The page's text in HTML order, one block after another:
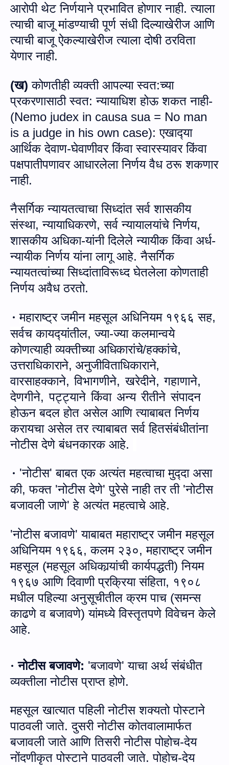
आरोपी थेट निर्णयाने प्रभावित होणार नाही. त्‍याला
त्‍याची बाजू मांडण्‍याची पूर्ण संधी दिल्‍याखेरीज आणि
त्‍याची बाजू ऐकल्‍याखेरीज त्‍याला दोषी ठरविता
येणार नाही.
(ख) कोणतीही व्‍यक्‍ती आपल्‍या स्‍वत:च्‍या
प्रकरणासाठी स्‍वत: न्‍यायाधिश होऊ शकत नाही-
(Nemo judex in causa sua = No man
is a judge in his own case):एखाद्‍या
आर्थिक देवाण-घेवाणीवर किंवा स्‍वारस्‍यावर किंवा
पक्षपातीपणावर आधारलेला निर्णय वैध ठरू शकणार
नाही.
नैसर्गिक न्‍यायतत्‍वाचा सिध्‍दांत सर्व शासकीय
संस्‍था, न्‍यायाधिकरणे, सर्व न्‍यायालयांचे निर्णय,
शासकीय अधिका-यांनी दिलेले न्‍यायीक किंवा अर्ध-
न्‍यायीक निर्णय यांना लागू आहे. नैसर्गिक
न्‍यायतत्‍वांच्‍यासिध्‍दांताविरूध्‍द घेतलेला कोणताही
निर्णय अवैध ठरतो.
· महाराष्‍ट्र जमीन महसूल अधिनियम १९६६ सह,
सर्वच कायद्‍यांतील, ज्‍या-ज्‍या कलमान्‍वये
कोणत्‍याही व्‍यक्‍तीच्‍या अधिकारांचे/हक्‍कांचे,
उत्तराधिकाराने, अनुजीविताधिकाराने,
वारसाहक्काने, विभागणीने, खरेदीने, गहाणाने,
देणगीने, पट्ट्याने किंवा अन्य रीतीने संपादन
होऊन बदल होत असेल आणि त्‍याबाबत निर्णय
करायचा असेल तर त्‍याबाबत सर्व हितसंबंधीतांना
नोटीस देणे बंधनकारक आहे.
· 'नोटीस' बाबत एक अत्‍यंत महत्‍वाचा मुद्‍दा असा
की, फक्‍त 'नोटीस देणे' पुरेसे नाही तर ती 'नोटीस
बजावली जाणे' हे अत्‍यंत महत्‍वाचे आहे.
'नोटीस बजावणे' याबाबत महाराष्ट्र जमीन महसूल
अधिनियम १९६६,कलम २३०, महाराष्ट्र जमीन
महसूल (महसूल अधिकार्‍यांची कार्यपद्धती)नियम
१९६७ आणि दिवाणी प्रक्रिया संहिता, १९०८
मधील पहिल्या अनुसूचीतील क्रम पाच(समन्स
काढणे व बजावणे)यांमध्‍ये विस्‍तृतपणे विवेचन केले
आहे.
· नोटीस बजावणे: 'बजावणे'याचा अर्थ संबंधीत
व्यक्तीला नोटीस प्राप्त होणे.
महसूल खात्‍यात पहिली नोटीस शक्यतो पोस्टाने
पाठवली जाते. दुसरी नोटीस कोतवालामार्फत
बजावली जाते आणि तिसरी नोटीस पोहोच-देय
नोंदणीकृत पोस्टाने पाठवली जाते.पोहोच-देय